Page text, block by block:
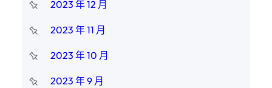
2023 年 12 月
2023 年 11 月
2023 年 10 月
2023 年 9 月